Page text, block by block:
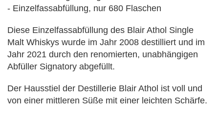
- Einzelfassabfüllung, nur 680 Flaschen
Diese Einzelfassabfüllung des Blair Athol Single
Malt Whiskys wurde im Jahr 2008 destilliert und im
Jahr 2021 durch den renomierten, unabhängigen
Abfüller Signatory abgefüllt.
Der Hausstiel der Destillerie Blair Athol ist voll und
von einer mittleren Süße mit einer leichten Schärfe.